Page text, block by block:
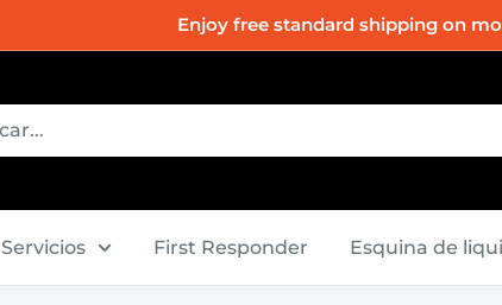
Enjoy free standard shipping on
Servicios First Responder Esquina de